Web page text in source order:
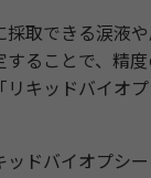
取できる涙液
ることで、精
リキッドバイオ
ドバイオプシー